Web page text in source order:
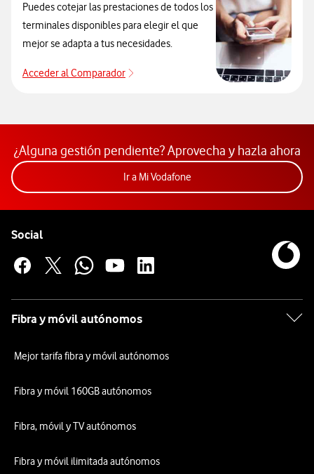
Puedes cotejar las prestaciones de todos los
terminales disponibles para elegir el que
mejor se adapta a tus necesidades.
Acceder al Comparador
Para elegir un modelo de móvil antes
¿Alguna gestión pendiente? Aprovecha y hazla ahora
Ir a Mi VodafoneAcceder a la app Mi
Social
Fibra y móvil autónomos
Mejor tarifa fibra y móvil autónomos
Fibra y móvil 160GB autónomos
Fibra, móvil y TV autónomos
Fibra y móvil ilimitada autónomos